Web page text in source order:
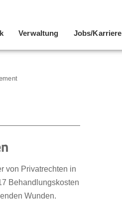
Verwaltung Jobs/Karriere
von Privatrechten in
Behandlungskosten
Wunden.